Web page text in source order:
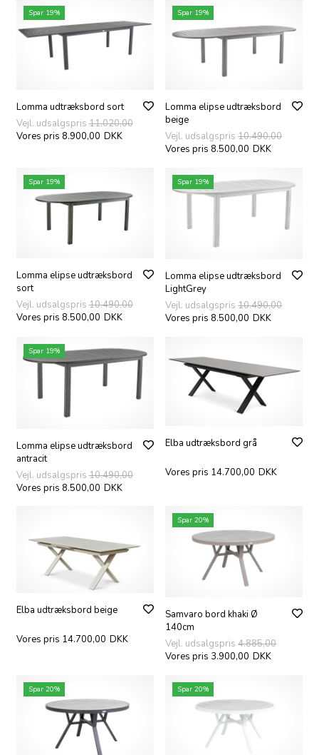
Spar 19%
Lomma udtræksbord sort
Vejl. udsalgspris 11.020,00
Vores pris 8.900,00 DKK
Spar 19%
Lomma elipse udtræksbord
beige
Vejl. udsalgspris10.490,00
Vores pris 8.500,00 DKK
Spar 19%
Lomma elipse udtræksbord
sort
Vejl. udsalgspris 10.490,00
Vores pris 8.500,00 DKK
Spar 19%
Lomma elipse udtræksbord
LightGrey
Vejl. udsalgspris10.490,00
Vores pris 8.500,00 DKK
Spar 19%
Lomma elipse udtræksbord
antracit
Vejl. udsalgspris 10.490,00
Vores pris 8.500,00 DKK
Elba udtræksbord grå
Vores pris 14.700,00 DKK
Elba udtræksbord beige
Vores pris 14.700,00 DKK
Spar 20%
Samvaro bord khaki Ø
140cm
Vejl. udsalgspris4.885,00
Vores pris 3.900,00 DKK
Spar 20% Spar 20%